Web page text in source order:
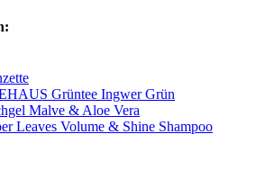
Grüntee Ingwer Grün
Malve & Aloe Vera
Leaves Volume & Shine Shampoo